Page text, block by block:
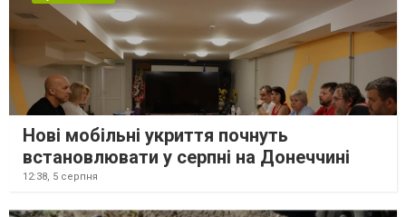
Нові мобільні укриття почнуть
встановлювати у серпні на Донеччині
12:38, 5 серпня